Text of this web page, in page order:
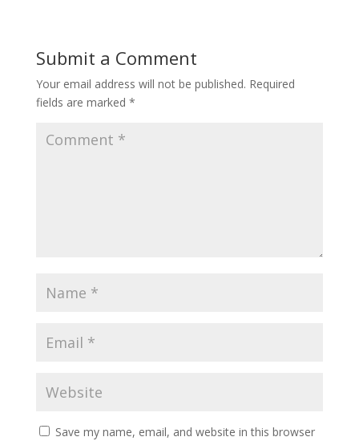
Submit a Comment
Your email address will not be published. Required
fields are marked *
Save my name, email, and website in this browser